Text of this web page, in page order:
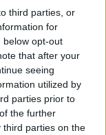
third parties, or
for
below opt-out
that after your
seeing
utilized by
parties prior to
the further
third parties on the
τηνεκτίμησή
τόνισε
στις
του